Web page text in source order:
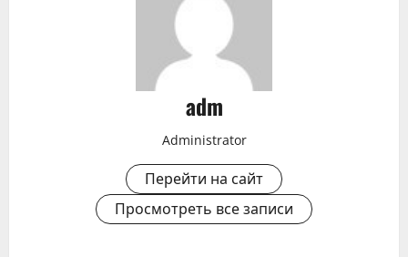
adm
Administrator
Перейти на сайт
Просмотреть все записи